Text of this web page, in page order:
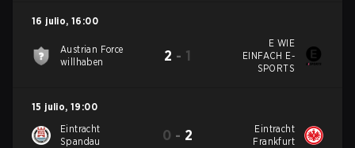
16 julio, 16:00
Austrian Force
willhaben
2 - 1
E WIE
EINFACH E-
SPORTS
15 julio, 19:00
Eintracht
Spandau
0 - 2
Eintracht
Frankfurt